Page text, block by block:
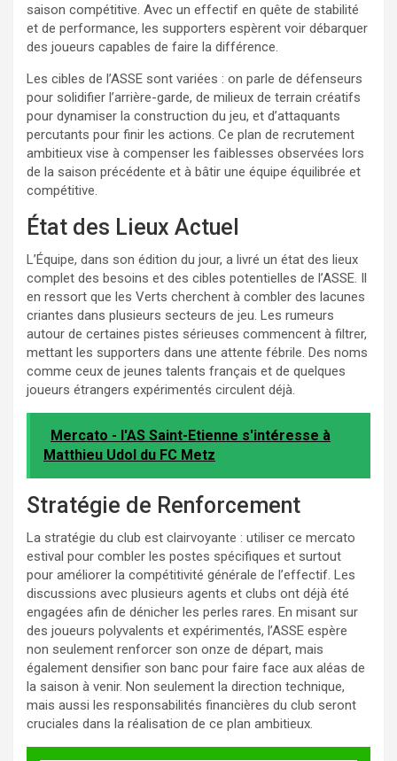
saison compétitive. Avec un effectif en quête de stabilité
et de performance, les supporters espèrent voir débarquer
des joueurs capables de faire la différence.
Les cibles de l’ASSE sont variées : on parle de défenseurs
pour solidifier l’arrière-garde, de milieux de terrain créatifs
pour dynamiser la construction du jeu, et d’attaquants
percutants pour finir les actions. Ce plan de recrutement
ambitieux vise à compenser les faiblesses observées lors
de la saison précédente et à bâtir une équipe équilibrée et
compétitive.
État des Lieux Actuel
L’Équipe, dans son édition du jour, a livré un état des lieux
complet des besoins et des cibles potentielles de l’ASSE. Il
en ressort que les Verts cherchent à combler des lacunes
criantes dans plusieurs secteurs de jeu. Les rumeurs
autour de certaines pistes sérieuses commencent à filtrer,
mettant les supporters dans une attente fébrile. Des noms
comme ceux de jeunes talents français et de quelques
joueurs étrangers expérimentés circulent déjà.
Mercato - l'AS Saint-Etienne s'intéresse à
Matthieu Udol du FC Metz
Stratégie de Renforcement
La stratégie du club est clairvoyante : utiliser ce mercato
estival pour combler les postes spécifiques et surtout
pour améliorer la compétitivité générale de l’effectif. Les
discussions avec plusieurs agents et clubs ont déjà été
engagées afin de dénicher les perles rares. En misant sur
des joueurs polyvalents et expérimentés, l’ASSE espère
non seulement renforcer son onze de départ, mais
également densifier son banc pour faire face aux aléas de
la saison à venir. Non seulement la direction technique,
mais aussi les responsabilités financières du club seront
cruciales dans la réalisation de ce plan ambitieux.